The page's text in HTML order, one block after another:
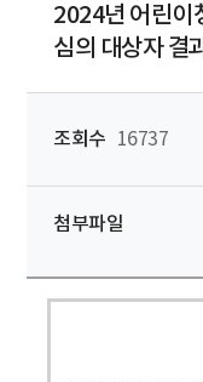
2024년 어린이
심의 대상자 결
조회수 16737
첨부파일